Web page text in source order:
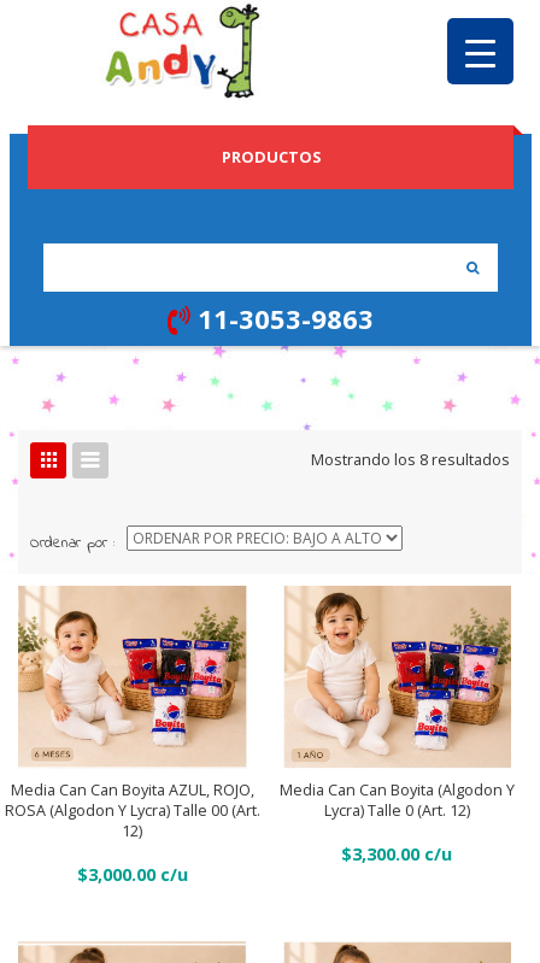
PRODUCTOS
11-3053-9863
Mostrando los 8 resultados
alto
Ordenar por :
Media Can Can Boyita AZUL, ROJO,
ROSA (Algodon Y Lycra) Talle 00 (Art.
12)
$3,000.00
Media
can
can
Boyita
(Algodon
Añadir Al Carrito
Media Can Can Boyita (Algodon Y
Lycra) Talle 0 (Art. 12)
$3,300.00
Media
can
Boyita
(Algodon
Añadir Al Carrito